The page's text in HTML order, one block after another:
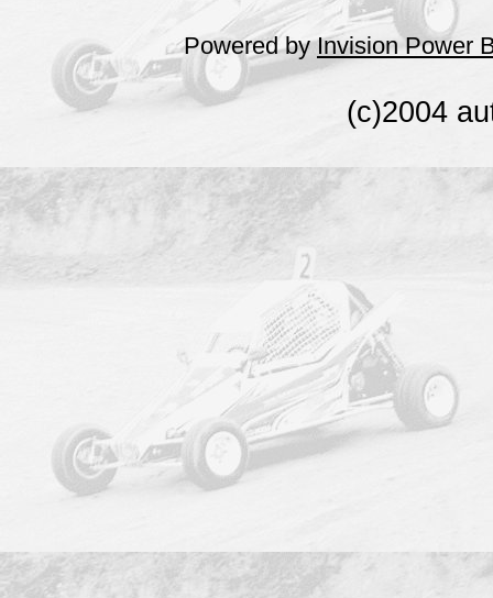
Powered byInvision Power
(c)2004